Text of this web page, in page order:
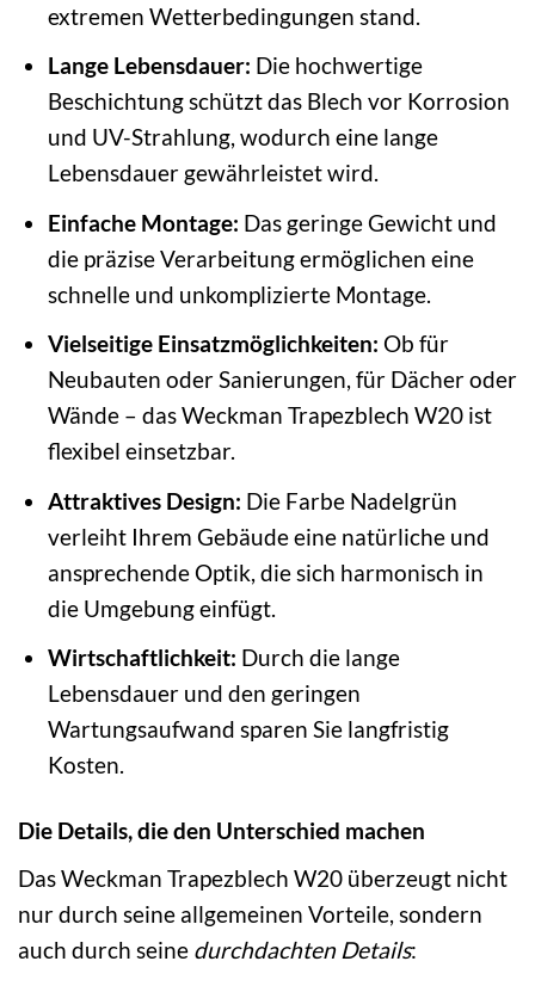
extremen Wetterbedingungen stand.
Lange Lebensdauer: Die hochwertige
Beschichtung schützt das Blech vor Korrosion
und UV-Strahlung, wodurch eine lange
Lebensdauer gewährleistet wird.
Einfache Montage: Das geringe Gewicht und
die präzise Verarbeitung ermöglichen eine
schnelle und unkomplizierte Montage.
Vielseitige Einsatzmöglichkeiten: Ob für
Neubauten oder Sanierungen, für Dächer oder
Wände – das Weckman Trapezblech W20 ist
flexibel einsetzbar.
Attraktives Design: Die Farbe Nadelgrün
verleiht Ihrem Gebäude eine natürliche und
ansprechende Optik, die sich harmonisch in
die Umgebung einfügt.
Wirtschaftlichkeit: Durch die lange
Lebensdauer und den geringen
Wartungsaufwand sparen Sie langfristig
Kosten.
Die Details, die den Unterschied machen
Das Weckman Trapezblech W20 überzeugt nicht
nur durch seine allgemeinen Vorteile, sondern
auch durch seine durchdachten Details: